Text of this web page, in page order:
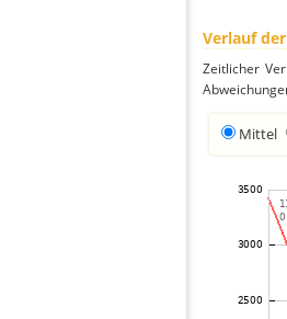
Verlauf
Zeitlicher
Mittel